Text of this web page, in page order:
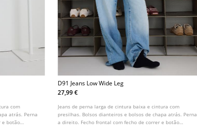
com
atrás. Perna
e botão
D91 Jeans Low Wide Leg
27,99 €
Jeans de perna larga de cintura baixa e cintura com
presilhas. Bolsos dianteiros e bolsos de chapa atrás. Perna
a direito. Fecho frontal com fecho de correr e botão